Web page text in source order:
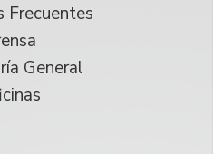
Frecuentes
General